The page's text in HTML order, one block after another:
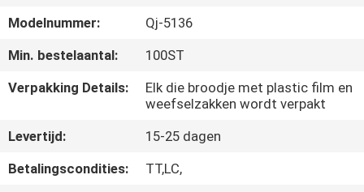
CONTACTEER
ONS
OM EEN
CITAAT
Modelnummer:
Qj-5136
Min. bestelaantal:
100ST
Verpakking Details:
Elk die broodje met plastic film en
weefselzakken wordt verpakt
Levertijd:
15-25 dagen
Betalingscondities:
TT,LC,